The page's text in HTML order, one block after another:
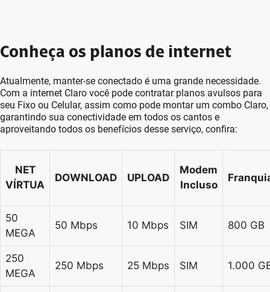
Conheça os planos de internet
Atualmente, manter-se conectado é uma grande necessidade.
Com a internet Claro você pode contratar planos avulsos para
seu Fixo ou Celular, assim como pode montar um combo Claro,
garantindo sua conectividade em todos os cantos e
aproveitando todos os benefícios desse serviço, confira:
NET
VÍRTUA
DOWNLOAD UPLOAD
Modem
Incluso
50
MEGA
50 Mbps 10 Mbps SIM 800 GB
250
MEGA
250 Mbps 25 Mbps SIM 1.000